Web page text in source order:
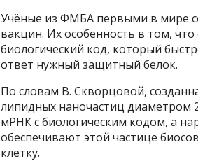
Учёные из ФМБА первыми в мире
вакцин. Их особенность в том,
биологический код, который
ответ нужный защитный белок.
По словам В. Скворцовой,
липидных наночастиц диаметром
мРНК с биологическим кодом, а
обеспечивают этой частице
клетку.